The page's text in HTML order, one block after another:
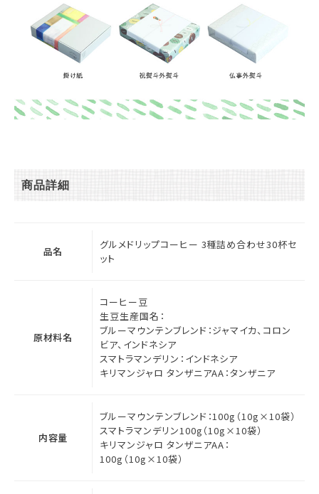
商品詳細
品名
グルメドリップコーヒー 3種詰め合わせ30杯セ
ット
原材料名
コーヒー豆
生豆生産国名：
ブルーマウンテンブレンド：ジャマイカ、コロン
ビア、インドネシア
スマトラマンデリン：インドネシア
キリマンジャロ タンザニアAA：タンザニア
内容量
ブルーマウンテンブレンド：100g（10g×10袋）
スマトラマンデリン100g（10g×10袋）
キリマンジャロ タンザニアAA：
100g（10g×10袋）